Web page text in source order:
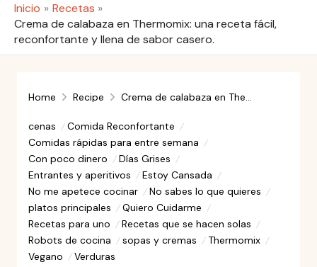
Inicio
Recetas
Crema de calabaza en Thermomix: una receta fácil,
reconfortante y llena de sabor casero.
Home Recipe Crema de calabaza en Thermomix: una receta fácil, reconfortante y llena de sabor casero.
cenas
Comida Reconfortante
Comidas rápidas para entre semana
Con poco dinero
Días Grises
Entrantes y aperitivos
Estoy Cansada
No me apetece cocinar
No sabes lo que quieres
platos principales
Quiero Cuidarme
Recetas para uno
Recetas que se hacen solas
Robots de cocina
sopas y cremas
Thermomix
Vegano
Verduras